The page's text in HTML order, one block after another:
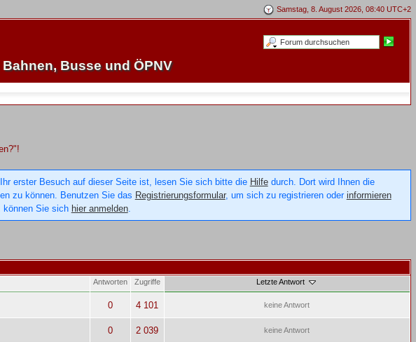
Samstag, 8. August 2026, 08:40 UTC+2
Busse und ÖPNV
erster Besuch auf dieser Seite ist, lesen Sie sich bitte die Hilfedurch. Dort wird Ihnen die
zu können. Benutzen Sie das Registrierungsformular, um sich zu registrieren oder informieren
können Sie sich hier anmelden.
Antworten Zugriffe Letzte Antwort
0 4 101 keine Antwort
0 2 039 keine Antwort